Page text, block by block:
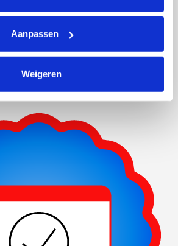
Aanpassen
Weigeren
Neil's badges